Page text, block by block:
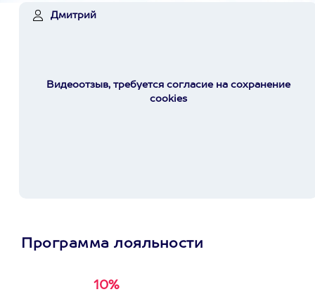
Дмитрий
Видеоотзыв, требуется согласие на сохранение
cookies
Программа лояльности
10%